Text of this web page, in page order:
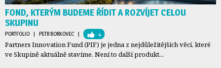
FOND, KTERÝM BUDEME ŘÍDIT A ROZVÍJET CELOU
SKUPINU
PORTFOLIO | PETR BORKOVEC | 4
Partners Innovation Fund (PIF) je jedna z nejdůležitějších věcí, které
ve Skupině aktuálně stavíme. Není to další produkt...